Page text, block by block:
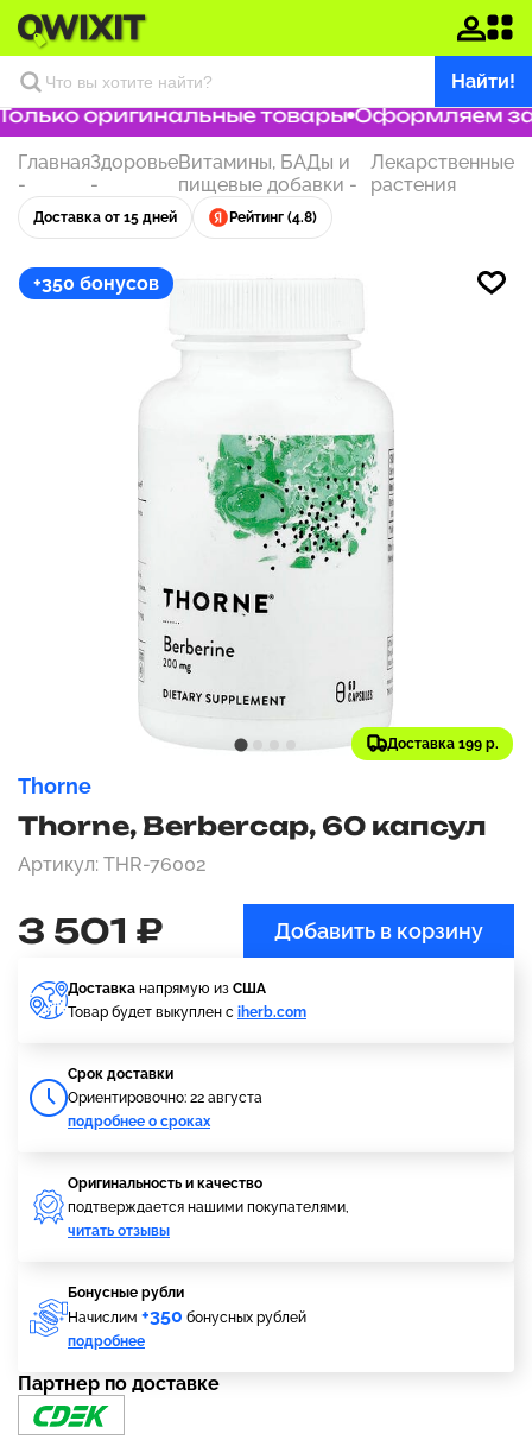
Найти!
оригинальные товары Оформляем
Главная
-
Здоровье
-
Витамины, БАДы и
пищевые добавки -
Лекарственные
растения
Доставка от 15 дней Рейтинг (4.8)
+350 бонусов
Доставка 199 р.
Thorne
Thorne, Berbercap, 60 капсул
Артикул: THR-76002
3 501 ₽ Добавить в корзину
Доставка напрямую из США
Товар будет выкуплен с iherb.com
Cрок доставки
Ориентировочно: 22 августа
подробнее о сроках
Оригинальность и качество
подтверждается нашими покупателями,
читать отзывы
Бонусные рубли
Начислим +350 бонусных рублей
подробнее
Партнер по доставке